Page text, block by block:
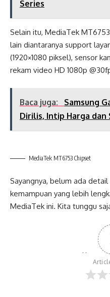
Series
Selain itu, MediaTek
lain diantaranya support
(1920×1080 piksel), sensor
rekam video HD 1080p
Baca juga:
Samsung
Dirilis, Intip Harga dan
MediaTek MT6753 Chipset
Sayangnya, belum ada
kemampuan yang lebih
MediaTek ini. Kita tunggu